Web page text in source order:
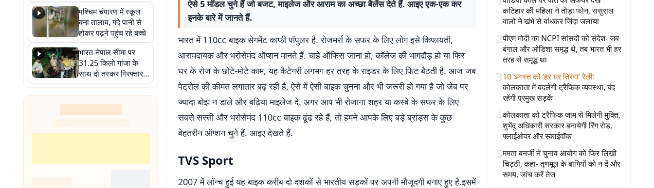
गिरफ्तार
पश्चिम चंपारण में स्कूल
बना तालाब, गंदे पानी से
होकर पढ़ने पहुंच रहे बच्चे
भारत-नेपाल सीमा पर
31.25 किलो गांजा के
साथ दो तस्कर गिरफ्तार,
नेपाली नंबर की बाइक
जब्त
ऐसे 5 मॉडल चुने हैं जो बजट, माइलेज और आराम का अच्छा बैलेंस देते हैं. आइए एक-एक कर
इनके बारे में जानते हैं.
भारत में 110cc बाइक सेगमेंट काफी पॉपुलर है. रोजमर्रा के सफर के लिए लोग इसे किफायती,
आरामदायक और भरोसेमंद ऑप्शन मानते हैं. चाहे ऑफिस जाना हो, कॉलेज की भागदौड़ हो या फिर
घर के रोज के छोटे-मोटे काम, यह कैटेगरी लगभग हर तरह के राइडर के लिए फिट बैठती है. आज जब
पेट्रोल की कीमत लगातार बढ़ रही है, ऐसे में ऐसी बाइक चुनना और भी जरूरी हो गया है जो जेब पर
ज्यादा बोझ न डाले और बढ़िया माइलेज दे. अगर आप भी रोजाना शहर या कस्बे के सफर के लिए
सबसे सस्ती और भरोसेमंद 110cc बाइक ढूंढ रहे हैं, तो हमने आपके लिए बड़े ब्रांड्स के कुछ
बेहतरीन ऑप्शन चुने हैं. आइए देखते हैं.
TVS Sport
2007 में लॉन्च हुई यह बाइक करीब दो दशकों से भारतीय सड़कों पर अपनी मौजूदगी बनाए हुए है.इसमें
कटिहार की महिला ने तोड़ा फोन, ससुराल
वालों ने खंभे से बांधकर जिंदा जलाया
2पीएम मोदी का NCPI सांसदों को संदेश- जब
बंगाल और ओडिशा समृद्ध थे, तब भारत भी हर
तरह से समृद्ध था
310 अगस्त को ‘हर घर तिरंगा’ रैली:
कोलकाता में बदलेगी ट्रैफिक व्यवस्था, बंद
रहेंगी प्रमुख सड़कें
4कोलकाता को ट्रैफिक जाम से मिलेगी मुक्ति,
शुभेंदु अधिकारी सरकार बनायेगी रिंग रोड,
फ्लाईओवर और स्काईवॉक
5ममता बनर्जी ने चुनाव आयोग को फिर लिखी
चिट्ठी, कहा- तृणमूल के बागियों को न दें और
समय, जांच करें तेज